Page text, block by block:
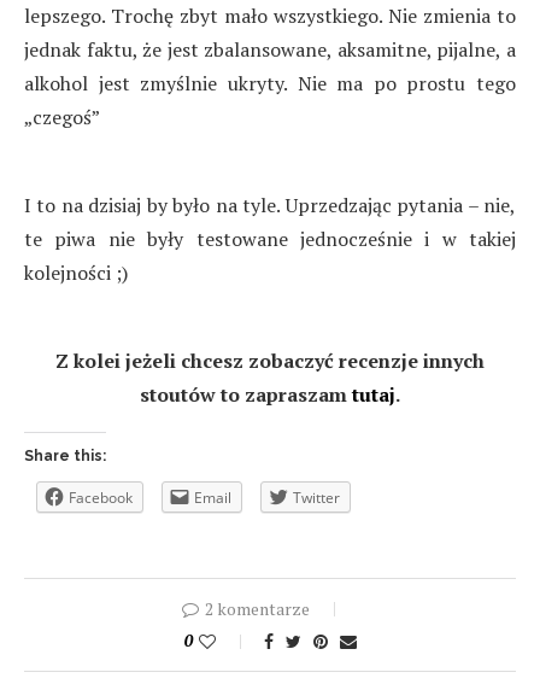
lepszego. Trochę zbyt mało wszystkiego. Nie zmienia to
jednak faktu, że jest zbalansowane, aksamitne, pijalne, a
alkohol jest zmyślnie ukryty. Nie ma po prostu tego
„czegoś”
I to na dzisiaj by było na tyle. Uprzedzając pytania – nie,
te piwa nie były testowane jednocześnie i w takiej
kolejności ;)
Z kolei jeżeli chcesz zobaczyć recenzje innych
stoutów to zapraszamtutaj.
Share this:
Facebook Email Twitter
2 komentarze
0